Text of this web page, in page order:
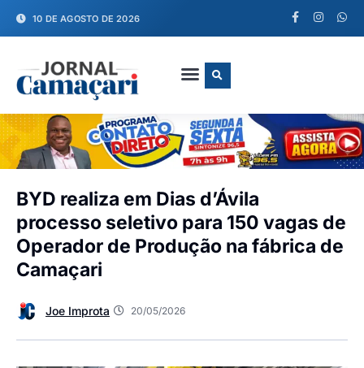
10 DE AGOSTO DE 2026
BYD realiza em Dias d’Ávila
processo seletivo para 150 vagas de
Operador de Produção na fábrica de
Camaçari
Joe Improta 20/05/2026